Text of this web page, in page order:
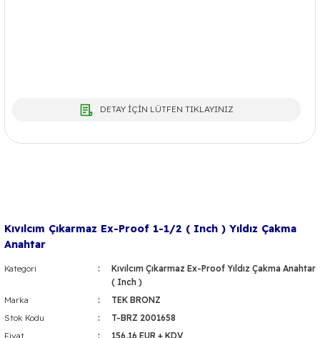
DETAY İÇİN LÜTFEN TIKLAYINIZ
Kıvılcım Çıkarmaz Ex-Proof 1-1/2 ( Inch ) Yıldız Çakma
Anahtar
Kategori
Kıvılcım Çıkarmaz Ex-Proof Yıldız Çakma Anahtar
( Inch )
Marka
TEK BRONZ
Stok Kodu
T-BRZ 2001658
Fiyat
156,16 EUR + KDV